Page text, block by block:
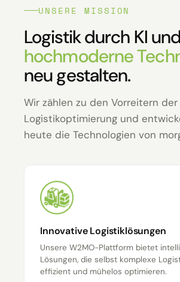
UNSERE MISSION
Logistik durch KI und
hochmoderne
neu gestalten.
Wir zählen zu den Vorreitern
Logistikoptimierung und
heute die Technologien von
Innovative Logistiklösungen
Unsere W2MO-Plattform bietet
Lösungen, die selbst komplexe
effizient und mühelos optimieren.